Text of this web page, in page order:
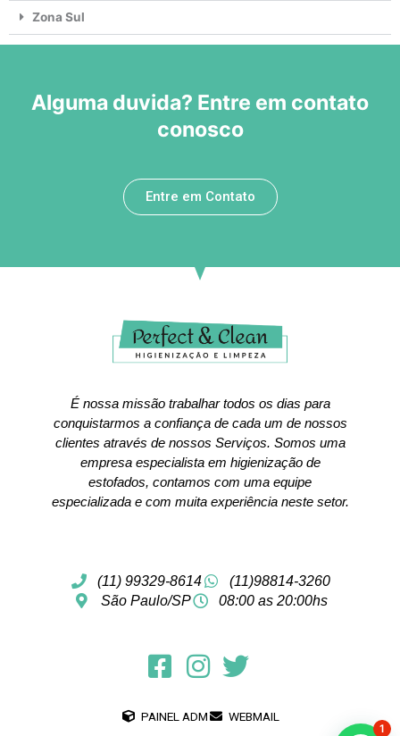
Zona Sul
Alguma duvida? Entre em contato
conosco
Entre em Contato
É nossa missão trabalhar todos os dias para
conquistarmos a confiança de cada um de nossos
clientes através de nossos Serviços. Somos uma
empresa especialista em higienização de
estofados, contamos com uma equipe
especializada e com muita experiência neste setor.
(11) 99329-8614
(11)98814-3260
São Paulo/SP
08:00 as 20:00hs
PAINEL ADM WEBMAIL
1